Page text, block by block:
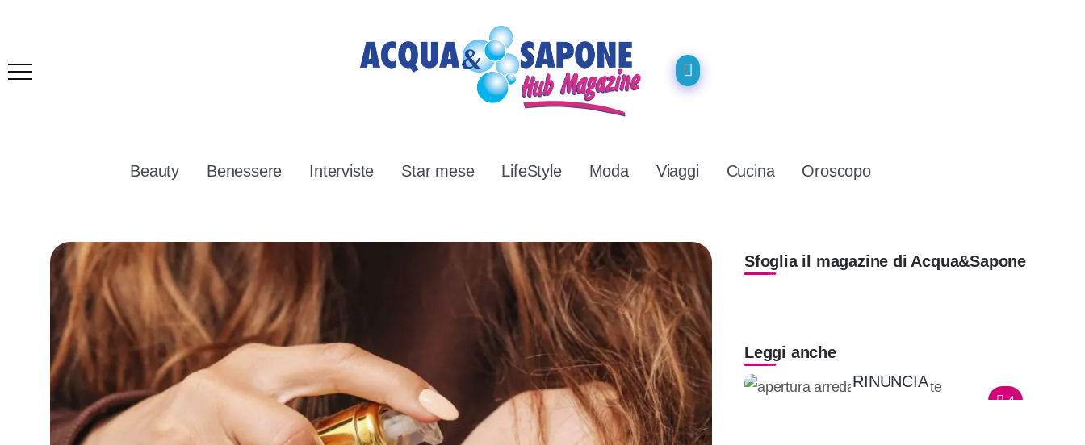
Beauty Benessere Interviste Star mese LifeStyle Moda Viaggi Cucina Oroscopo
Sfoglia il magazine di Acqua&Sapone
Leggi anche
LUCE, PIÙ SPAZIO, NESSUNA
RINUNCIA
4